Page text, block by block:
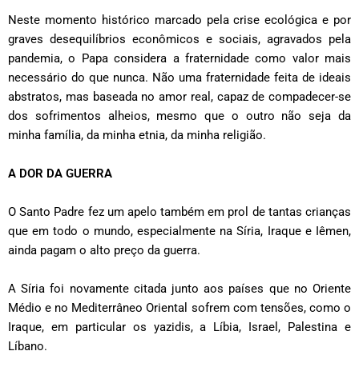
Neste momento histórico marcado pela crise ecológica e por
graves desequilíbrios econômicos e sociais, agravados pela
pandemia, o Papa considera a fraternidade como valor mais
necessário do que nunca. Não uma fraternidade feita de ideais
abstratos, mas baseada no amor real, capaz de compadecer-se
dos sofrimentos alheios, mesmo que o outro não seja da
minha família, da minha etnia, da minha religião.
A DOR DA GUERRA
O Santo Padre fez um apelo também em prol de tantas crianças
que em todo o mundo, especialmente na Síria, Iraque e Iêmen,
ainda pagam o alto preço da guerra.
A Síria foi novamente citada junto aos países que no Oriente
Médio e no Mediterrâneo Oriental sofrem com tensões, como o
Iraque, em particular os yazidis, a Líbia, Israel, Palestina e
Líbano.